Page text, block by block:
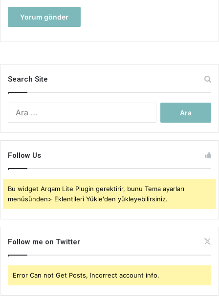
Search Site
Follow Us
Bu widget Arqam Lite Plugin gerektirir, bunu Tema ayarları
menüsünden> Eklentileri Yükle'den yükleyebilirsiniz.
Follow me on Twitter
Error Can not Get Posts, Incorrect account info.